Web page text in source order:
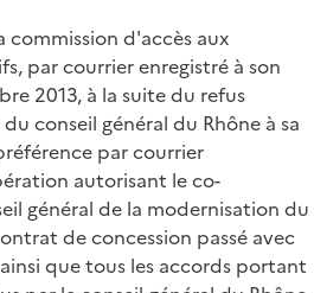
commission d'accès aux
par courrier enregistré à son
2013, à la suite du refus
conseil général du Rhône à sa
par courrier
autorisant le co-
général de la modernisation du
de concession passé avec
que tous les accords portant